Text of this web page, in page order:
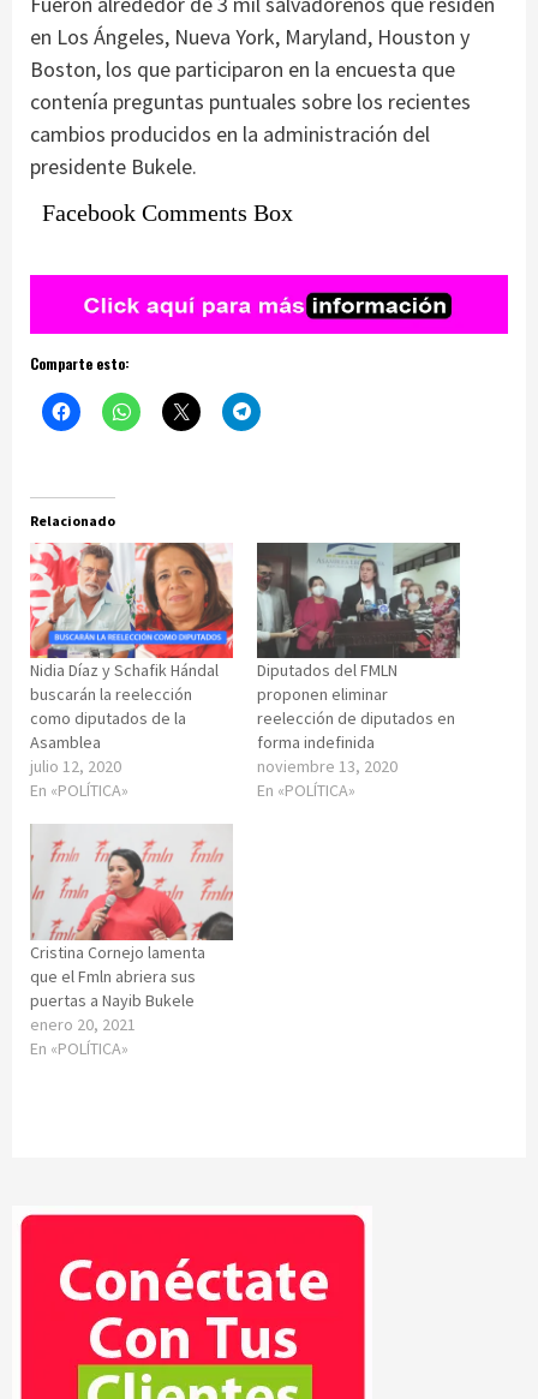
en Los Ángeles, Nueva York, Maryland, Houston y
Boston, los que participaron en la encuesta que
contenía preguntas puntuales sobre los recientes
cambios producidos en la administración del
presidente Bukele.
Facebook Comments Box
Comparte esto:
Relacionado
Nidia Díaz y Schafik Hándal
buscarán la reelección
como diputados de la
Asamblea
julio 12, 2020
En «POLÍTICA»
Diputados del FMLN
proponen eliminar
reelección de diputados en
forma indefinida
noviembre 13, 2020
En «POLÍTICA»
Cristina Cornejo lamenta
que el Fmln abriera sus
puertas a Nayib Bukele
enero 20, 2021
En «POLÍTICA»